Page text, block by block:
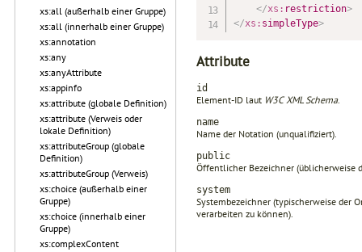
xs:all (außerhalb einer Gruppe)
xs:all (innerhalb einer Gruppe)
xs:annotation
xs:any
xs:anyAttribute
xs:appinfo
xs:attribute (globale Definition)
xs:attribute (Verweis oder
lokale Definition)
xs:attributeGroup (globale
Definition)
xs:attributeGroup (Verweis)
xs:choice (außerhalb einer
Gruppe)
xs:choice (innerhalb einer
Gruppe)
xs:complexContent
</xs: restriction>
</xs: simpleType>
Attribute
id
Element-ID laut W3C XML Schema.
name
Name der Notation (unqualifiziert).
public
Öffentlicher Bezeichner (üblicherweise
system
Systembezeichner (typischerweise der
verarbeiten zu können).